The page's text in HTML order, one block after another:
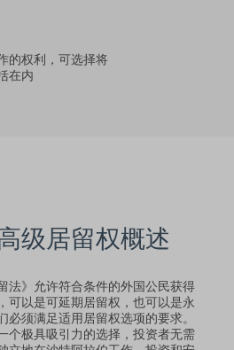
的权利，可选择将
在内
级居留权概述
法》允许符合条件的外国公民获得
可以是可延期居留权，也可以是永
必须满足适用居留权选项的要求。
个极具吸引力的选择，投资者无需